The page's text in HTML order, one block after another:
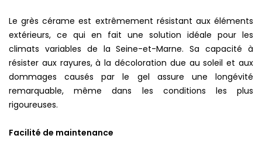
Le grès cérame est extrêmement résistant aux éléments
extérieurs, ce qui en fait une solution idéale pour les
climats variables de la Seine-et-Marne. Sa capacité à
résister aux rayures, à la décoloration due au soleil et aux
dommages causés par le gel assure une longévité
remarquable, même dans les conditions les plus
rigoureuses.
Facilité de maintenance